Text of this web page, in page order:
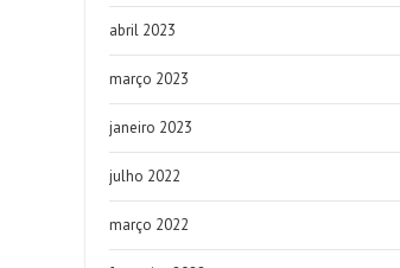
abril 2023
março 2023
janeiro 2023
julho 2022
março 2022